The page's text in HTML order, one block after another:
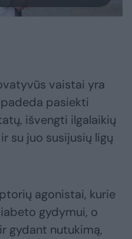
vaistai yra
pasiekti
išvengti ilgalaikių
su juo susijusių ligų
agonistai, kurie
gydymui, o
gydant nutukimą,